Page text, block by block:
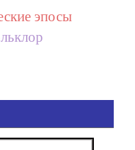
эпосы